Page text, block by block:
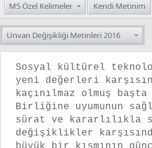
M5 Özel Kelimeler
Kendi Metinim
Unvan Değişikliği Metinleri 2016